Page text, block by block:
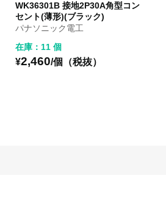
WK36301B 接地2P30A角型コン
セント(薄形)(ブラック)
パナソニック電工
在庫：11 個
¥2,460/個（税抜）